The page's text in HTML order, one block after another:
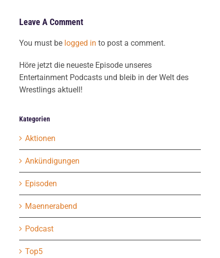
Leave A Comment
You must be logged in to post a comment.
Höre jetzt die neueste Episode unseres
Entertainment Podcasts und bleib in der Welt des
Wrestlings aktuell!
Kategorien
Aktionen
Ankündigungen
Episoden
Maennerabend
Podcast
Top5